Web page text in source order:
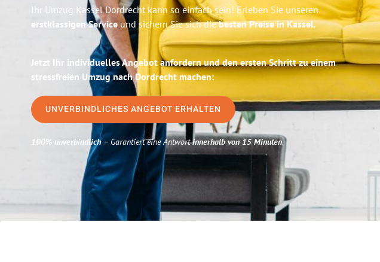
Ihr Umzug Kassel Dordrecht kann so einfach sein! Erleben Sie unseren
erstklassigen Service und sichern Sie sich diebesten Preise in Kassel.
Jetzt Ihr individuelles Angebot anfordern und den ersten Schritt zu einem
stressfreien Umzug nach Dordrecht machen:
UNVERBINDLICHES ANGEBOT ERHALTEN
100% unverbindlich– Garantiert eine Antwortinnerhalb von 15 Minuten.